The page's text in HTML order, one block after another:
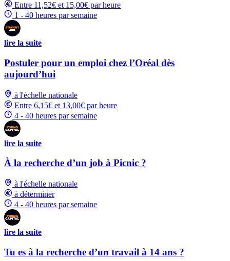
Entre 11,52€ et 15,00€ par heure
1 - 40 heures par semaine
lire la suite
Postuler pour un emploi chez l’Oréal dès
aujourd’hui
à l'échelle nationale
Entre 6,15€ et 13,00€ par heure
4 - 40 heures par semaine
lire la suite
À la recherche d’un job à Picnic ?
à l'échelle nationale
à déterminer
4 - 40 heures par semaine
lire la suite
Tu es à la recherche d’un travail à 14 ans ?